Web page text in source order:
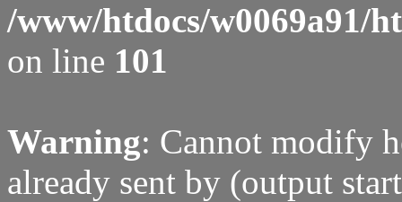
/www/htdocs/w0069a91/
on line 101
Warning: Cannot modify
already sent by (output